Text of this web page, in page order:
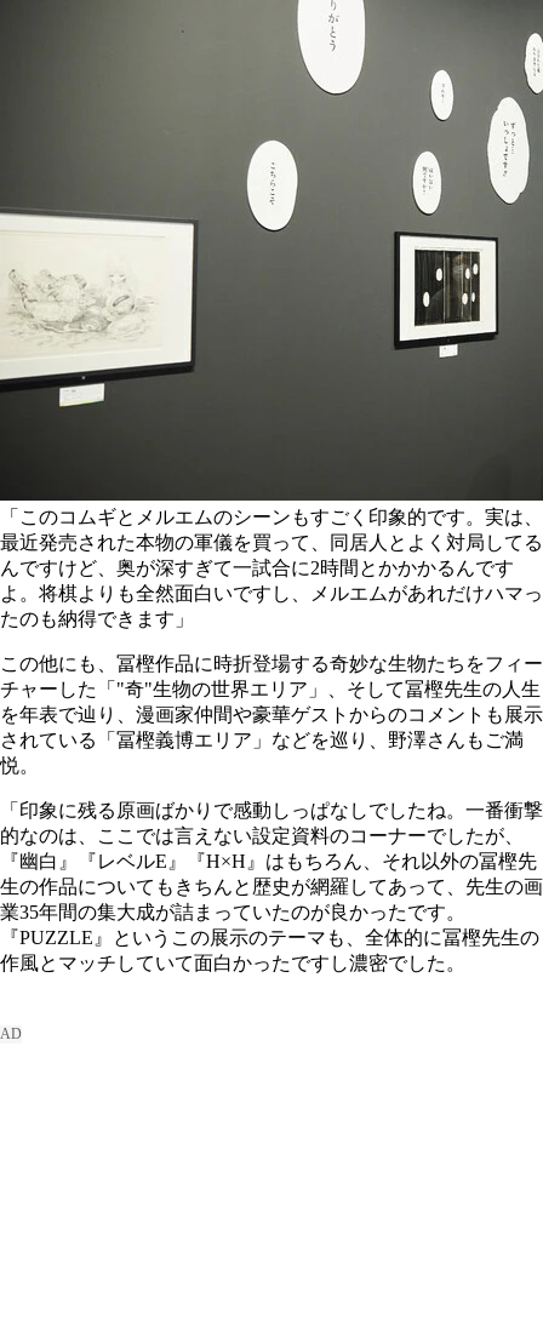
「このコムギとメルエムのシーンもすごく印象的です。実は、
最近発売された本物の軍儀を買って、同居人とよく対局してる
んですけど、奥が深すぎて一試合に2時間とかかかるんです
よ。将棋よりも全然面白いですし、メルエムがあれだけハマっ
たのも納得できます」
この他にも、冨樫作品に時折登場する奇妙な生物たちをフィー
チャーした「"奇"生物の世界エリア」、そして冨樫先生の人生
を年表で辿り、漫画家仲間や豪華ゲストからのコメントも展示
されている「冨樫義博エリア」などを巡り、野澤さんもご満
悦。
「印象に残る原画ばかりで感動しっぱなしでしたね。一番衝撃
的なのは、ここでは言えない設定資料のコーナーでしたが、
『幽白』『レベルE』『H×H』はもちろん、それ以外の冨樫先
生の作品についてもきちんと歴史が網羅してあって、先生の画
業35年間の集大成が詰まっていたのが良かったです。
『PUZZLE』というこの展示のテーマも、全体的に冨樫先生の
作風とマッチしていて面白かったですし濃密でした。